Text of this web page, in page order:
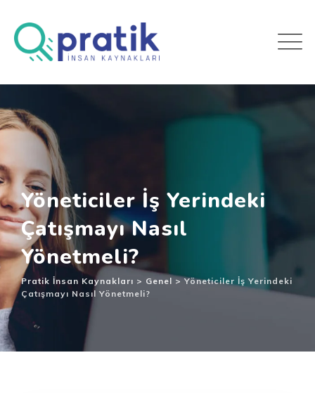
Yöneticiler İş Yerindeki
Çatışmayı Nasıl
Yönetmeli?
Pratik İnsan Kaynakları > Genel >Yöneticiler İş Yerindeki
Çatışmayı Nasıl Yönetmeli?